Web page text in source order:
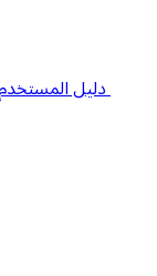
دليل